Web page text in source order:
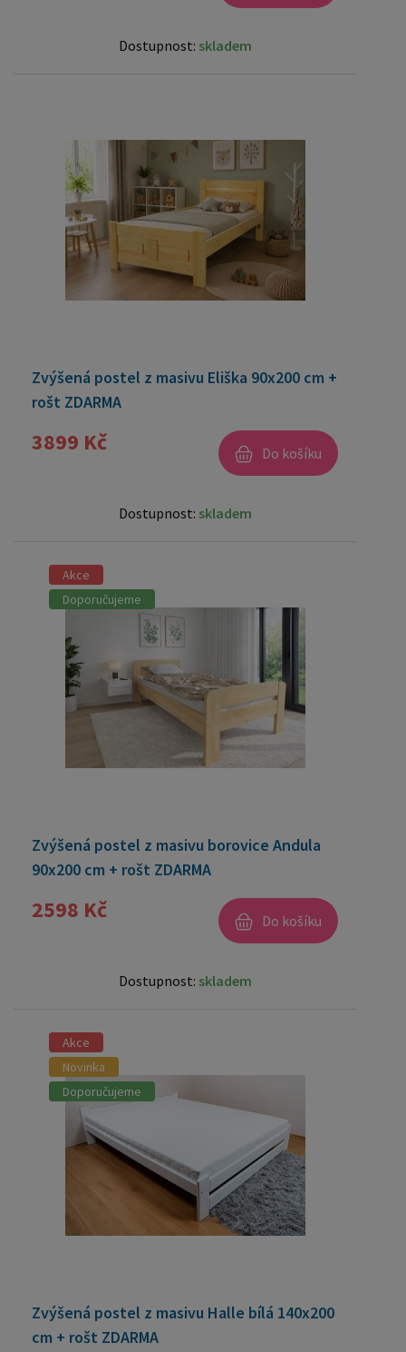
Dostupnost: skladem
Zvýšená postel z masivu Eliška 90x200 cm +
rošt ZDARMA
3899 Kč Do košíku
Dostupnost: skladem
Akce
Doporučujeme
Zvýšená postel z masivu borovice Andula
90x200 cm + rošt ZDARMA
2598 Kč Do košíku
Dostupnost: skladem
Akce
Novinka
Doporučujeme
Zvýšená postel z masivu Halle bílá 140x200
cm + rošt ZDARMA